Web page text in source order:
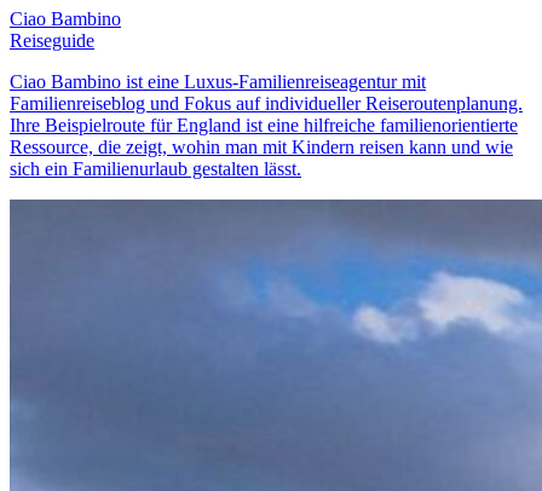
Ciao Bambino
Reiseguide
Ciao Bambino ist eine Luxus-Familienreiseagentur mit
Familienreiseblog und Fokus auf individueller Reiseroutenplanung.
Ihre Beispielroute für England ist eine hilfreiche familienorientierte
Ressource, die zeigt, wohin man mit Kindern reisen kann und wie
sich ein Familienurlaub gestalten lässt.